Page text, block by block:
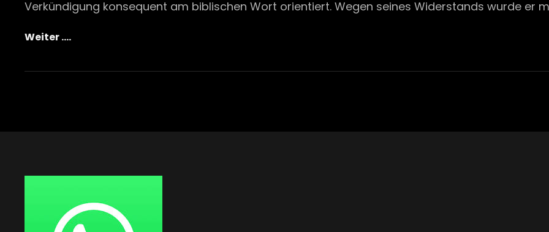
Verkündigung konsequent am biblischen Wort orientiert. Wegen seines Widerstands wurde er
Weiter ….Paul